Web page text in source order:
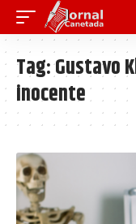
Tag:Gustavo
inocente